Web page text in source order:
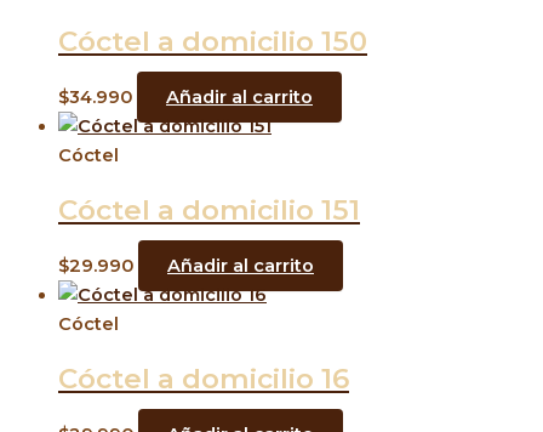
Cóctel a domicilio 150
$34.990 Añadir al carrito
Cóctel
Cóctel a domicilio 151
$29.990 Añadir al carrito
Cóctel
Cóctel a domicilio 16